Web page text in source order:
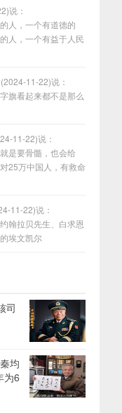
说：
人，一个有道德的
人，一个有益于人民
11-22)说：
旗看起来都不是那么
11-22)说：
是要骨髓，也会给
万中国人，有救命
11-22)说：
翰拉贝先生、白求恩
埃文凯尔
司
均
为6